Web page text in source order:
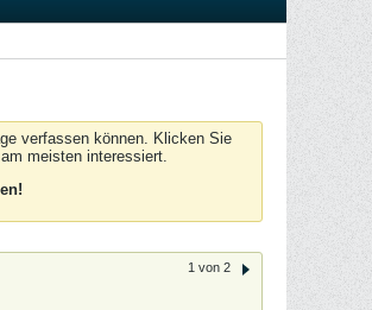
verfassen können. Klicken Sie
meisten interessiert.
1 von 2